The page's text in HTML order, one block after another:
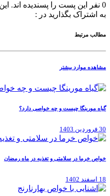
0 نفر این پست را پسندیده اند.
به اشتراک بگذارید در :
مطالب مرتبط
مشاهده موارد بیشتر
گیاه مورینگا چیست و چه خواصی دارد؟
30 فروردین 1403
خواص خرما در سلامتی و تغذیه در ماه رمضان
18 اسفند 1402